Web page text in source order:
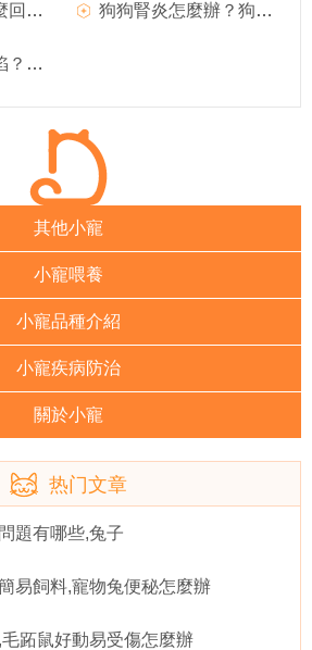
犬尿道感染是怎麼回事？如何治療？ 狗狗腎炎怎麼辦？狗狗腎炎如何治療？
什麼是犬氣管塌陷？如何治療？
其他小寵
小寵喂養
小寵品種介紹
小寵疾病防治
關於小寵
热门文章
題有哪些,兔子
易飼料,寵物兔便秘怎麼辦
跖鼠好動易受傷怎麼辦